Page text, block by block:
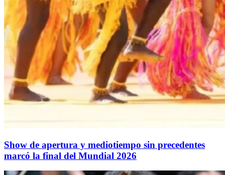
Show de apertura y mediotiempo sin precedentes
marcó la final del Mundial 2026